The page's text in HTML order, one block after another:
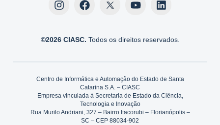
©2026 CIASC. Todos os direitos reservados.
Centro de Informática e Automação do Estado de Santa
Catarina S.A. – CIASC
Empresa vinculada à Secretaria de Estado da Ciência,
Tecnologia e Inovação
Rua Murilo Andriani, 327 – Bairro Itacorubi – Florianópolis –
SC – CEP 88034-902